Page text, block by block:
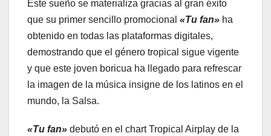
Este sueño se materializa gracias al gran éxito
que su primer sencillo promocional «Tu fan» ha
obtenido en todas las plataformas digitales,
demostrando que el género tropical sigue vigente
y que este joven boricua ha llegado para refrescar
la imagen de la música insigne de los latinos en el
mundo, la Salsa.
«Tu fan» debutó en el chart Tropical Airplay de la